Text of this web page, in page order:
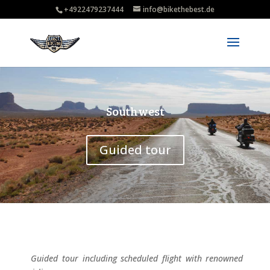
+4922479237444 info@bikethebest.de
Southwest
Guided tour
Guided tour including scheduled flight with renowned